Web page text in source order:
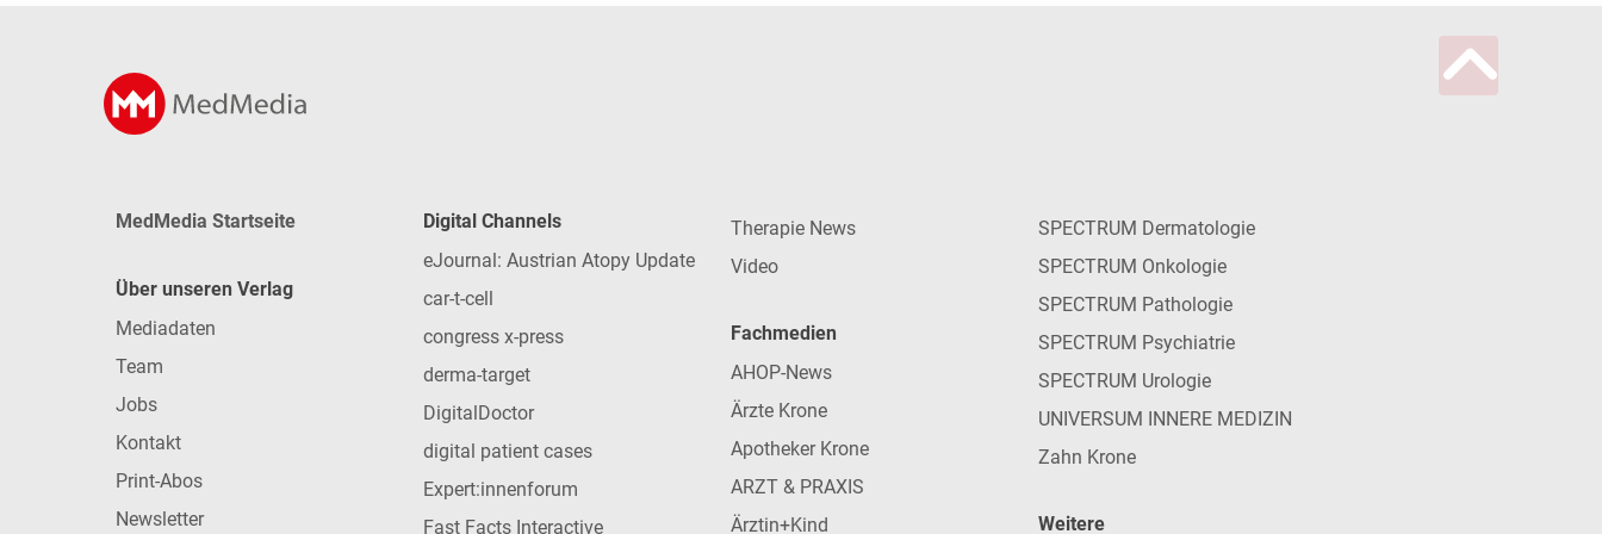
MedMedia Startseite
Über unseren Verlag
Mediadaten
Team
Jobs
Kontakt
Print-Abos
Newsletter
Digital Channels
eJournal: Austrian Atopy Update
car-t-cell
congress x-press
derma-target
DigitalDoctor
digital patient cases
Expert:innenforum
Fast Facts Interactive
Therapie News
Video
Fachmedien
AHOP-News
Ärzte Krone
Apotheker Krone
ARZT & PRAXIS
Ärztin+Kind
SPECTRUM Dermatologie
SPECTRUM Onkologie
SPECTRUM Pathologie
SPECTRUM Psychiatrie
SPECTRUM Urologie
UNIVERSUM INNERE MEDIZIN
Zahn Krone
Weitere